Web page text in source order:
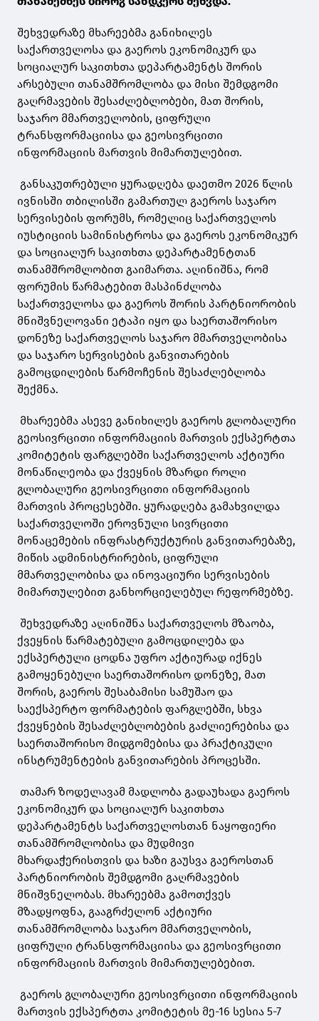
შეხვედრაზე მხარეებმა განიხილეს
საქართველოსა და გაეროს ეკონომიკურ და
სოციალურ საკითხთა დეპარტამენტს შორის
არსებული თანამშრომლობა და მისი შემდგომი
გაღრმავების შესაძლებლობები, მათ შორის,
საჯარო მმართველობის, ციფრული
ტრანსფორმაციისა და გეოსივრცითი
ინფორმაციის მართვის მიმართულებით.
განსაკუთრებული ყურადღება დაეთმო 2026 წლის
ივნისში თბილისში გამართულ გაეროს საჯარო
სერვისების ფორუმს, რომელიც საქართველოს
იუსტიციის სამინისტროსა და გაეროს ეკონომიკურ
და სოციალურ საკითხთა დეპარტამენტთან
თანამშრომლობით გაიმართა. აღინიშნა, რომ
ფორუმის წარმატებით მასპინძლობა
საქართველოსა და გაეროს შორის პარტნიორობის
მნიშვნელოვანი ეტაპი იყო და საერთაშორისო
დონეზე საქართველოს საჯარო მმართველობისა
და საჯარო სერვისების განვითარების
გამოცდილების წარმოჩენის შესაძლებლობა
შექმნა.
მხარეებმა ასევე განიხილეს გაეროს გლობალური
გეოსივრცითი ინფორმაციის მართვის ექსპერტთა
კომიტეტის ფარგლებში საქართველოს აქტიური
მონაწილეობა და ქვეყნის მზარდი როლი
გლობალური გეოსივრცითი ინფორმაციის
მართვის პროცესებში. ყურადღება გამახვილდა
საქართველოში ეროვნული სივრცითი
მონაცემების ინფრასტრუქტურის განვითარებაზე,
მიწის ადმინისტრირების, ციფრული
მმართველობისა და ინოვაციური სერვისების
მიმართულებით განხორციელებულ რეფორმებზე.
შეხვედრაზე აღინიშნა საქართველოს მზაობა,
ქვეყნის წარმატებული გამოცდილება და
ექსპერტული ცოდნა უფრო აქტიურად იქნეს
გამოყენებული საერთაშორისო დონეზე, მათ
შორის, გაეროს შესაბამისი სამუშაო და
საექსპერტო ფორმატების ფარგლებში, სხვა
ქვეყნების შესაძლებლობების გაძლიერებისა და
საერთაშორისო მიდგომებისა და პრაქტიკული
ინსტრუმენტების განვითარების პროცესში.
თამარ ზოდელავამ მადლობა გადაუხადა გაეროს
ეკონომიკურ და სოციალურ საკითხთა
დეპარტამენტს საქართველოსთან ნაყოფიერი
თანამშრომლობისა და მუდმივი
მხარდაჭერისთვის და ხაზი გაუსვა გაეროსთან
პარტნიორობის შემდგომი გაღრმავების
მნიშვნელობას. მხარეებმა გამოთქვეს
მზადყოფნა, გააგრძელონ აქტიური
თანამშრომლობა საჯარო მმართველობის,
ციფრული ტრანსფორმაციისა და გეოსივრცითი
ინფორმაციის მართვის მიმართულებებით.
გაეროს გლობალური გეოსივრცითი ინფორმაციის
მართვის ექსპერტთა კომიტეტის მე-16 სესია 5-7